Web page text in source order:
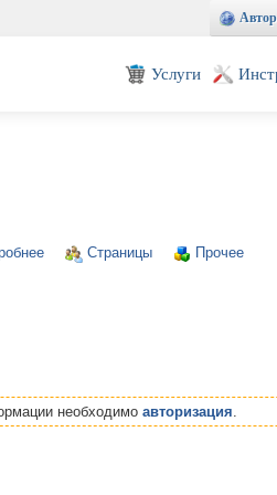
Услуги
Страницы Прочее
необходимо авторизация.